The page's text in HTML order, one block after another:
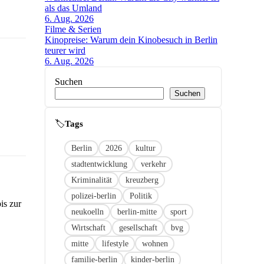
zur
als das Umland
6. Aug. 2026
Filme & Serien
Kinopreise: Warum dein Kinobesuch in Berlin
teurer wird
6. Aug. 2026
Suchen
Suchen
🏷
Berlin 2026Linkkultur
stadtentwicklung
verkehr
Kriminalität
kreuzberg
polizei-berlin
Politik
neukoelln
berlin-mitte
sport
Wirtschaft
gesellschaft
bvg
mitte
lifestyle
wohnen
familie-berlin
kinder-berlin